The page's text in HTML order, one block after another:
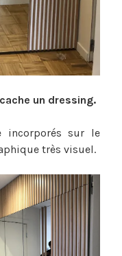
un dressing.
incorporés sur le
très visuel.